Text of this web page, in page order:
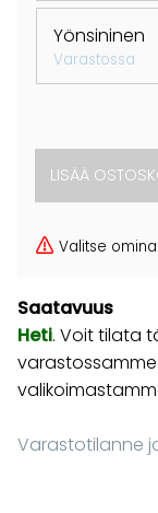
Yönsininen
Varastossa
Valitse
Saatavuus
Heti. Voit tilata
Varastotilanne